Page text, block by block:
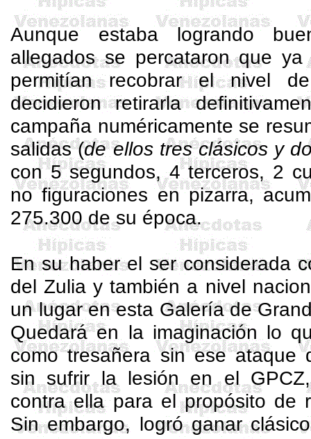
Aunque estaba logrando
allegados se percataron que
permitían recobrar el nivel
decidieron retirarla
campaña numéricamente se
salidas (de ellos tres clásicos y
con 5 segundos, 4 terceros, 2
no figuraciones en pizarra,
275.300 de su época.
En su haber el ser considerada
del Zulia y también a nivel
un lugar en esta Galería de
Quedará en la imaginación lo
comotresañerasin ese ataque
sin sufrir la lesión en el
contra ella para el propósito de
Sin embargo, logró ganar